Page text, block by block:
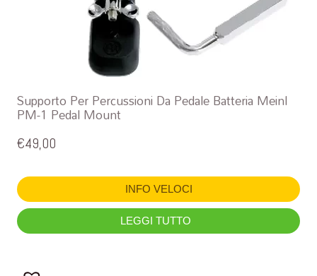
Supporto Per Percussioni Da Pedale Batteria Meinl
PM-1 Pedal Mount
€49,00
INFO VELOCI
LEGGI TUTTO